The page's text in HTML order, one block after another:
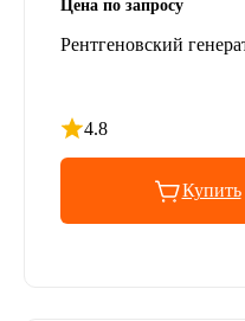
Цена по запросу
Рентгеновский
4.8
Рейтинг 4.8 из 5
Купить